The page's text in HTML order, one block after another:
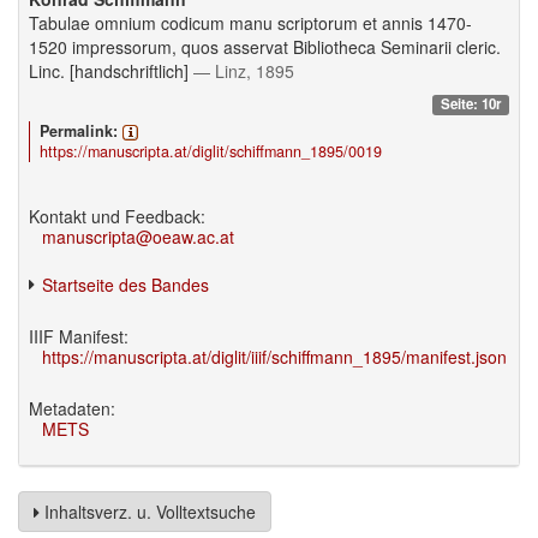
Tabulae omnium codicum manu scriptorum et annis 1470-
1520 impressorum, quos asservat Bibliotheca Seminarii cleric.
Linc. [handschriftlich] — Linz, 1895
Seite: 10r
Permalink:
https://manuscripta.at/diglit/schiffmann_1895/0019
Kontakt und Feedback:
manuscripta@oeaw.ac.at
Startseite des Bandes
IIIF Manifest:
https://manuscripta.at/diglit/iiif/schiffmann_1895/manifest.json
Metadaten:
METS
Inhaltsverz. u. Volltextsuche